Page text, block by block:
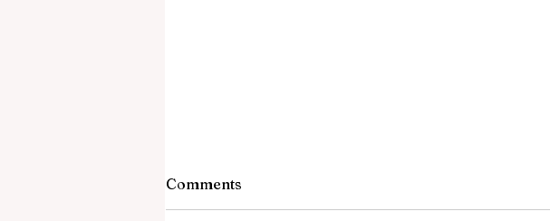
Comments